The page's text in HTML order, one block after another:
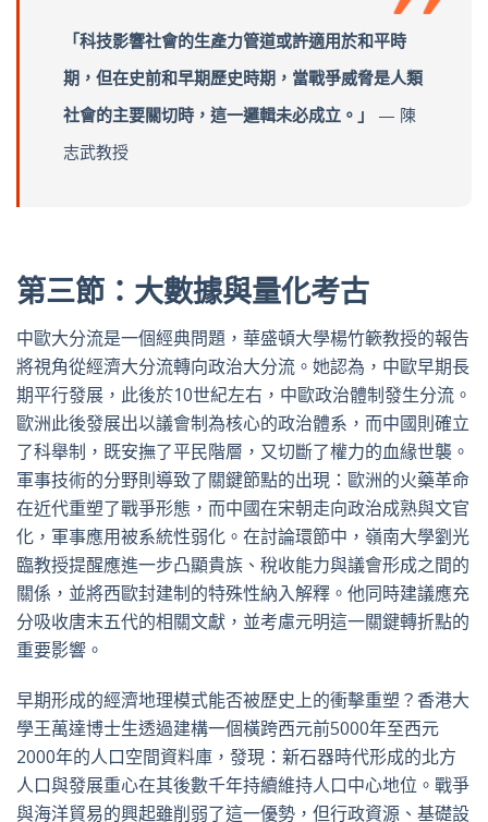
「科技影響社會的生產力管道或許適用於和平時
期，但在史前和早期歷史時期，當戰爭威脅是人類
社會的主要關切時，這一邏輯未必成立。」
— 陳
志武教授
第三節：大數據與量化考古
中歐大分流是一個經典問題，華盛頓大學楊竹簐教授的報告
將視角從經濟大分流轉向政治大分流。她認為，中歐早期長
期平行發展，此後於10世紀左右，中歐政治體制發生分流。
歐洲此後發展出以議會制為核心的政治體系，而中國則確立
了科舉制，既安撫了平民階層，又切斷了權力的血緣世襲。
軍事技術的分野則導致了關鍵節點的出現：歐洲的火藥革命
在近代重塑了戰爭形態，而中國在宋朝走向政治成熟與文官
化，軍事應用被系統性弱化。在討論環節中，嶺南大學劉光
臨教授提醒應進一步凸顯貴族、稅收能力與議會形成之間的
關係，並將西歐封建制的特殊性納入解釋。他同時建議應充
分吸收唐末五代的相關文獻，並考慮元明這一關鍵轉折點的
重要影響。
早期形成的經濟地理模式能否被歷史上的衝擊重塑？香港大
學王萬達博士生透過建構一個橫跨西元前5000年至西元
2000年的人口空間資料庫，發現：新石器時代形成的北方
人口與發展重心在其後數千年持續維持人口中心地位。戰爭
與海洋貿易的興起雖削弱了這一優勢，但行政資源、基礎設